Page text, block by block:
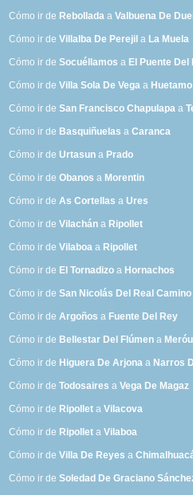
Cómo ir de Rebollada aValbuena De
Cómo ir deVillalba De Perejil a La Muela
Cómo ir deSocuéllamos a El Puente Del
Cómo ir deVilla Sola De Vega a Huetamo
Cómo ir deSan Francisco Chapulapa a
Cómo ir de Basquiñuelas aCaranca
Cómo ir deUrtasun a Prado
Cómo ir deObanos a Morentin
Cómo ir deAs Cortellas aUres
Cómo ir deVilachán a Ripollet
Cómo ir deVilaboa a Ripollet
Cómo ir de El Tornadizo a Hornachos
Cómo ir deSan Nicolás Del Real Camino
Cómo ir deArgoños a Fuente Del Rey
Cómo ir de Bellestar Del Flúmen a Meróu
Cómo ir de Higuera De Arjona a Narros
Cómo ir deTodosaires aVega De Magaz
Cómo ir de Ripollet aVilacova
Cómo ir de Ripollet aVilaboa
Cómo ir deVilla De Reyes a
Cómo ir deSoledad De Graciano